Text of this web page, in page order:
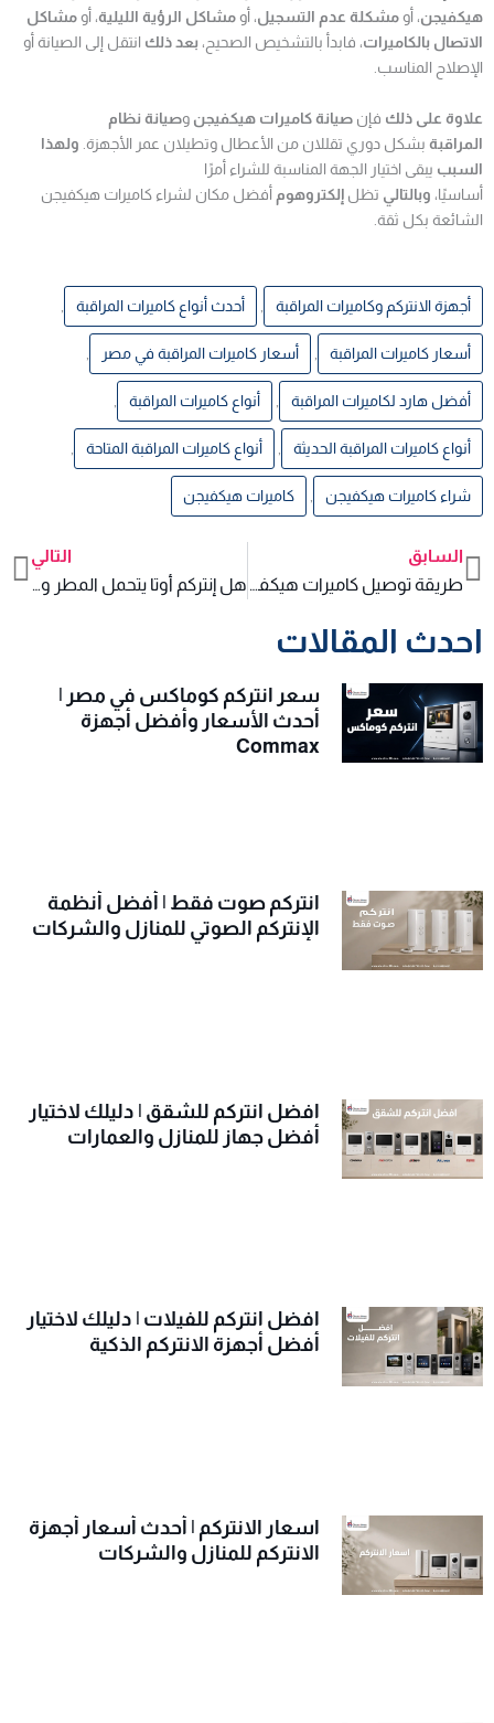
هيكفيجن، أومشكلة عدم التسجيل، أومشاكل الرؤية الليلية، أومشاكل
الاتصال بالكاميرات، فابدأ بالتشخيص الصحيح، بعد ذلك انتقل إلى الصيانة أو
الإصلاح المناسب.
علاوة على ذلك فإن صيانة كاميرات هيكفيجن وصيانة نظام
المراقبة بشكل دوري تقللان من الأعطال وتطيلان عمر الأجهزة. ولهذا
السبب يبقى اختيار الجهة المناسبة للشراء أمرًا
أساسيًا، وبالتالي تظل إلكتروهوم أفضل مكان لشراء كاميرات هيكفيجن
الشائعة بكل ثقة.
أجهزة الانتركم وكاميرات المراقبة أحدث أنواع كاميرات المراقبة
أسعار كاميرات المراقبة أسعار كاميرات المراقبة في مصر
أفضل هارد لكاميرات المراقبة أنواع كاميرات المراقبة
أنواع كاميرات المراقبة الحديثة أنواع كاميرات المراقبة المتاحة
شراء كاميرات هيكفيجن كاميرات هيكفيجن
Prev
السابق
طريقة توصيل كاميرات هيكفيجن على الموبايل
التالي
هل إنتركم أوتا يتحمل المطر والشمس في المدخل الخارجي؟
احدث المقالات
سعر انتركم كوماكس في مصر |
أحدث الأسعار وأفضل أجهزة
Commax
انتركم صوت فقط | أفضل أنظمة
الإنتركم الصوتي للمنازل والشركات
افضل انتركم للشقق | دليلك لاختيار
أفضل جهاز للمنازل والعمارات
افضل انتركم للفيلات | دليلك لاختيار
أفضل أجهزة الانتركم الذكية
اسعار الانتركم | أحدث أسعار أجهزة
الانتركم للمنازل والشركات